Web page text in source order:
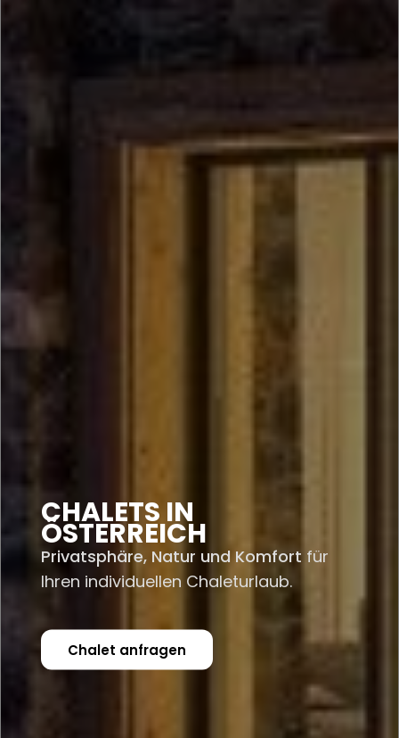
CHALETS IN
ÖSTERREICH
Privatsphäre, Natur und Komfort für
Ihren individuellen Chaleturlaub.
Chalet anfragen